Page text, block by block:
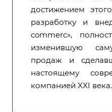
достижением
разработку и
commerc»,
изменившую
продаж и
настоящему
компанией XXI века.